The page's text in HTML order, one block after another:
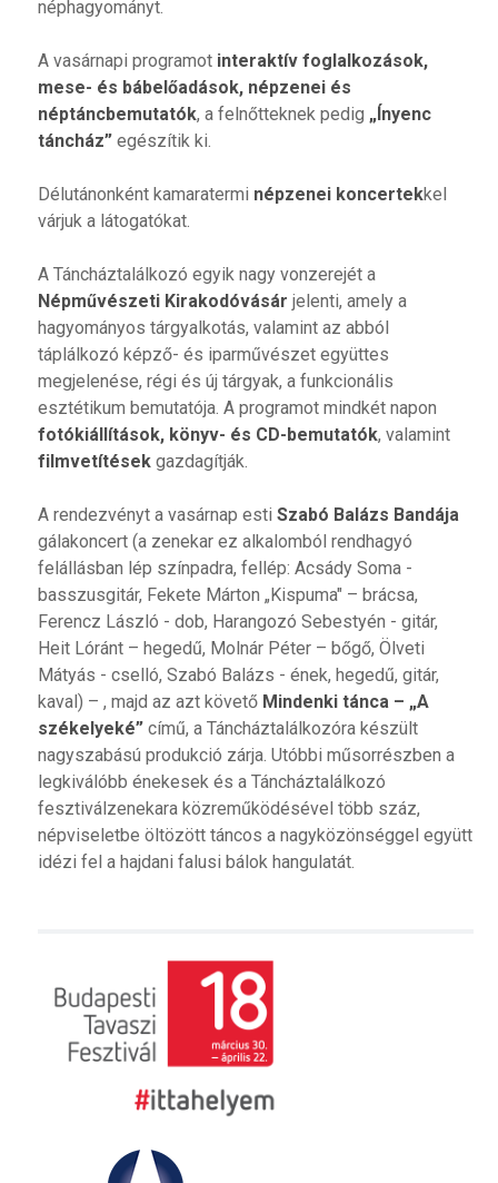
néphagyományt.
A vasárnapi programotinteraktív foglalkozások,
mese- és bábelőadások, népzenei és
néptáncbemutatók, a felnőtteknek pedig „Ínyenc
táncház”egészítik ki.
Délutánonként kamaratermi népzenei koncertekkel
várjuk a látogatókat.
A Táncháztalálkozó egyik nagy vonzerejét a
Népművészeti Kirakodóvásár jelenti, amely a
hagyományos tárgyalkotás, valamint az abból
táplálkozó képző- és iparművészet együttes
megjelenése, régi és új tárgyak, a funkcionális
esztétikum bemutatója. A programot mindkét napon
fotókiállítások, könyv- és CD-bemutatók, valamint
filmvetítésekgazdagítják.
A rendezvényt a vasárnap esti Szabó Balázs Bandája
gálakoncert (a zenekar ez alkalomból rendhagyó
felállásban lép színpadra, fellép: Acsády Soma -
basszusgitár, Fekete Márton „Kispuma" – brácsa,
Ferencz László - dob, Harangozó Sebestyén - gitár,
Heit Lóránt – hegedű, Molnár Péter – bőgő, Ölveti
Mátyás - cselló, Szabó Balázs - ének, hegedű, gitár,
kaval) – , majd az azt követő Mindenki tánca – „A
székelyeké”című, a Táncháztalálkozóra készült
nagyszabású produkció zárja. Utóbbi műsorrészben a
legkiválóbb énekesek és a Táncháztalálkozó
fesztiválzenekara közreműködésével több száz,
népviseletbe öltözött táncos a nagyközönséggel együtt
idézi fel a hajdani falusi bálok hangulatát.